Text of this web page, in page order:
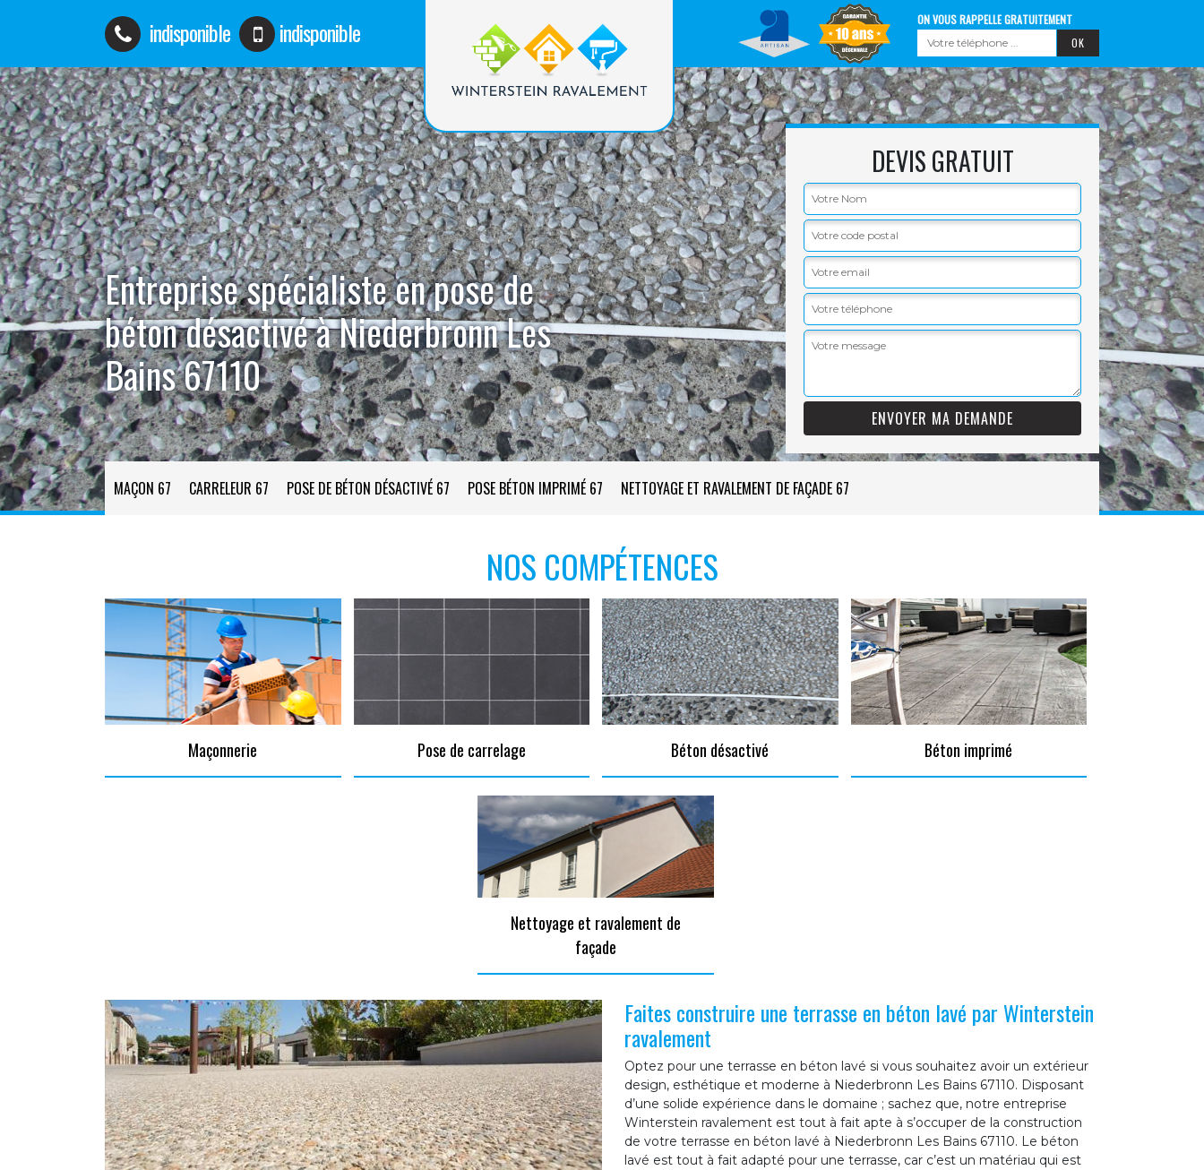
indisponible indisponible ON VOUS RAPPELLE GRATUITEMENT
Entreprise spécialiste en pose de
béton désactivé à Niederbronn Les
Bains 67110
DEVIS GRATUIT
MAÇON 67 CARRELEUR 67 POSE DE BÉTON DÉSACTIVÉ 67 POSE BÉTON IMPRIMÉ 67 NETTOYAGE ET RAVALEMENT DE FAÇADE 67
NOS COMPÉTENCES
Maçonnerie Pose de carrelage Béton désactivé Béton imprimé
Nettoyage et ravalement de
façade
Faites construire une terrasse en béton lavé par Winterstein
ravalement
Optez pour une terrasse en béton lavé si vous souhaitez avoir un extérieur
design, esthétique et moderne à Niederbronn Les Bains 67110. Disposant
d’une solide expérience dans le domaine ; sachez que, notre entreprise
Winterstein ravalement est tout à fait apte à s’occuper de la construction
de votre terrasse en béton lavé à Niederbronn Les Bains 67110. Le béton
lavé est tout à fait adapté pour une terrasse, car c’est un matériau qui est